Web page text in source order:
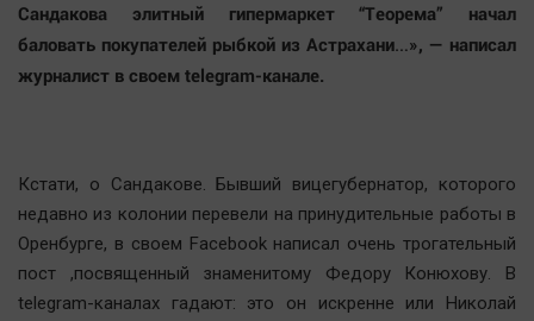
Сандакова элитный гипермаркет “Теорема” начал
баловать покупателей рыбкой из Астрахани…», — написал
журналист в своем telegram-канале.
Кстати, о Сандакове. Бывший вицегубернатор, которого
недавно из колонии перевели на принудительные работы в
Оренбурге, в своем Facebook написал очень трогательный
пост ,посвященный знаменитому Федору Конюхову. В
telegram-каналах гадают: это он искренне или Николай